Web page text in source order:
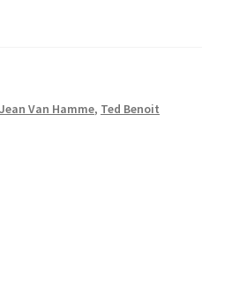
Jean Van Hamme, Ted Benoit